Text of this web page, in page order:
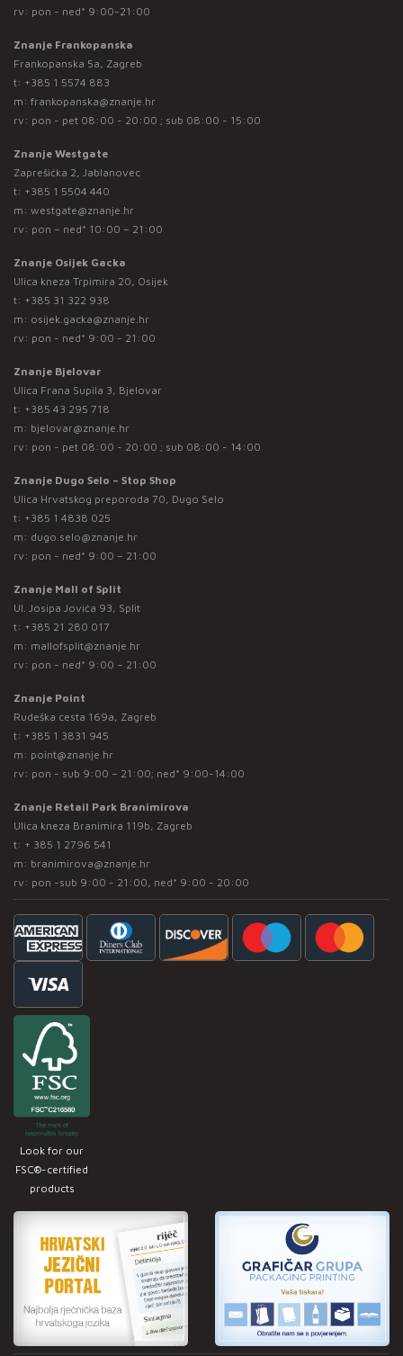
rv: pon - ned* 9:00-21:00
Znanje Frankopanska
Frankopanska 5a, Zagreb
t: +385 1 5574 883
m: frankopanska@znanje.hr
rv: pon - pet 08:00 - 20:00 ; sub 08:00 - 15:00
Znanje Westgate
Zaprešićka 2, Jablanovec
t: +385 1 5504 440
m: westgate@znanje.hr
rv: pon – ned* 10:00 – 21:00
Znanje Osijek Gacka
Ulica kneza Trpimira 20, Osijek
t: +385 31 322 938
m: osijek.gacka@znanje.hr
rv: pon - ned* 9:00 - 21:00
Znanje Bjelovar
Ulica Frana Supila 3, Bjelovar
t: +385 43 295 718
m: bjelovar@znanje.hr
rv: pon - pet 08:00 - 20:00 ; sub 08:00 - 14:00
Znanje Dugo Selo – Stop Shop
Ulica Hrvatskog preporoda 70, Dugo Selo
t: +385 1 4838 025
m: dugo.selo@znanje.hr
rv: pon - ned* 9:00 – 21:00
Znanje Mall of Split
Ul. Josipa Jovića 93, Split
t: +385 21 280 017
m: mallofsplit@znanje.hr
rv: pon - ned* 9:00 – 21:00
Znanje Point
Rudeška cesta 169a, Zagreb
t: +385 1 3831 945
m: point@znanje.hr
rv: pon - sub 9:00 – 21:00; ned* 9:00-14:00
Znanje Retail Park Branimirova
Ulica kneza Branimira 119b, Zagreb
t: + 385 1 2796 541
m: branimirova@znanje.hr
rv: pon -sub 9:00 - 21:00, ned* 9:00 - 20:00
Look for our
FSC®-certified
products